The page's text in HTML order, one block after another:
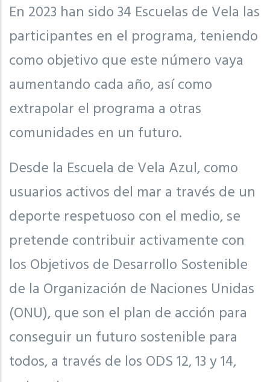
En 2023 han sido 34 Escuelas de Vela las
participantes en el programa, teniendo
como objetivo que este número vaya
aumentando cada año, así como
extrapolar el programa a otras
comunidades en un futuro.
Desde la Escuela de Vela Azul, como
usuarios activos del mar a través de un
deporte respetuoso con el medio, se
pretende contribuir activamente con
los Objetivos de Desarrollo Sostenible
de la Organización de Naciones Unidas
(ONU), que son el plan de acción para
conseguir un futuro sostenible para
todos, a través de los ODS 12, 13 y 14,